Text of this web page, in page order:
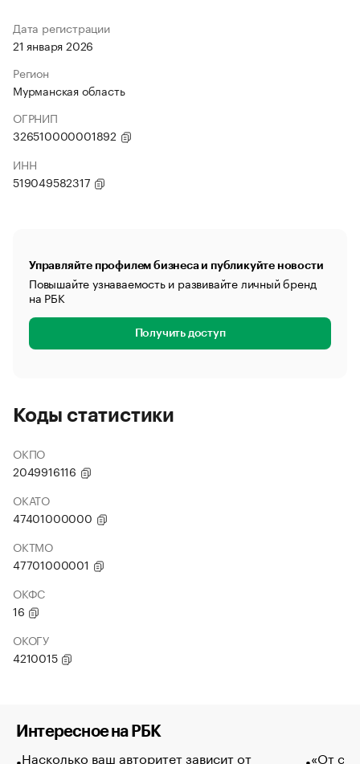
Дата регистрации
21 января 2026
Регион
Мурманская область
ОГРНИП
326510000001892
ИНН
519049582317
Управляйте профилем бизнеса и публикуйте новости
Повышайте узнаваемость и развивайте личный бренд
на РБК
Получить доступ
Коды статистики
ОКПО
2049916116
ОКАТО
47401000000
ОКТМО
47701000001
ОКФС
16
ОКОГУ
4210015
Интересное на РБК
Насколько ваш авторитет зависит от
«От